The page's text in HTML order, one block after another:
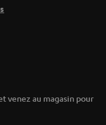
venez au magasin pour